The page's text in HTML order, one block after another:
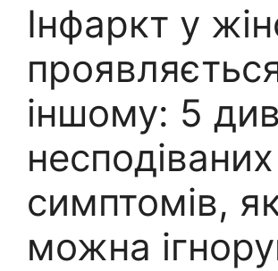
Інфаркт у
іншому: 5
несподіваних
симптомів,
можна